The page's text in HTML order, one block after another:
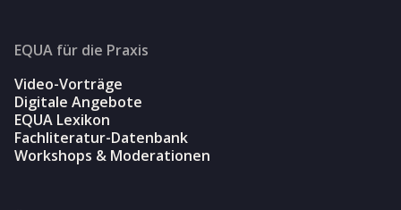
EQUA für die Praxis
Video-Vorträge
Digitale Angebote
EQUA Lexikon
Fachliteratur-Datenbank
Workshops & Moderationen